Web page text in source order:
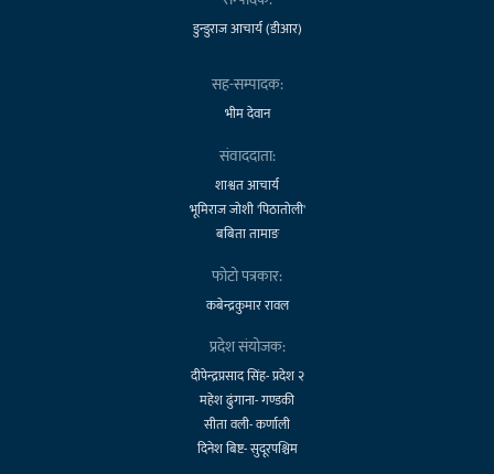
डुन्डुराज आचार्य (डीआर)
सह-सम्पादक:
भीम देवान
संवाददाता:
शाश्वत आचार्य
भूमिराज जोशी 'पिठातोली'
बबिता तामाङ
फोटो पत्रकार:
कबेन्द्रकुमार रावल
प्रदेश संयोजक:
दीपेन्द्रप्रसाद सिंह- प्रदेश २
महेश ढुंगाना- गण्डकी
सीता वली- कर्णाली
दिनेश बिष्ट- सुदूरपश्चिम